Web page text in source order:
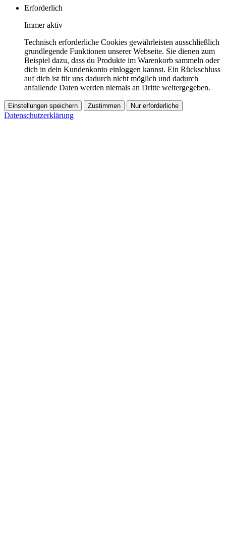
Erforderlich
Immer aktiv
Technisch erforderliche Cookies gewährleisten ausschließlich
grundlegende Funktionen unserer Webseite. Sie dienen zum
Beispiel dazu, dass du Produkte im Warenkorb sammeln oder
dich in dein Kundenkonto einloggen kannst. Ein Rückschluss
auf dich ist für uns dadurch nicht möglich und dadurch
anfallende Daten werden niemals an Dritte weitergegeben.
Einstellungen speichern Zustimmen Nur erforderliche
Datenschutzerklärung